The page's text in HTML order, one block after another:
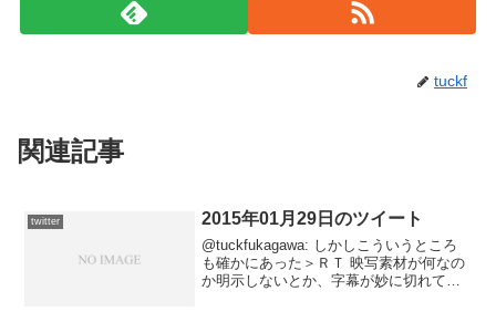
tuckf
関連記事
twitter 2015年01月29日のツイート
@tuckfukagawa: しかしこういうところ
も確かにあった＞ＲＴ 映写素材が何なの
か明示しないとか、字幕が妙に切れてる